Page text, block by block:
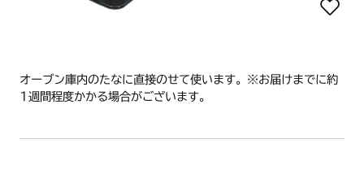
オーブン庫内のたなに直接のせて使います。※お届けまでに約
1週間程度かかる場合がございます。